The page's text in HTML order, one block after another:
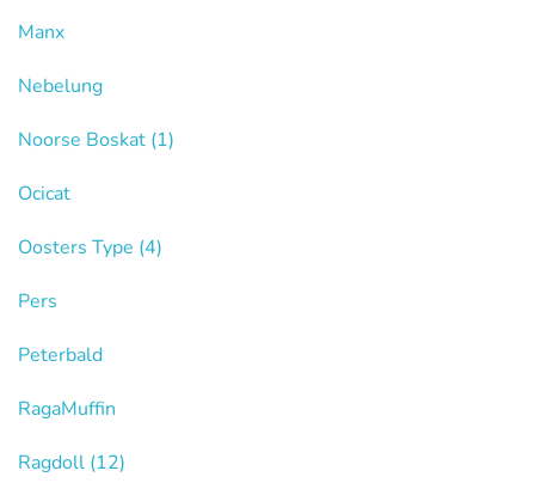
Manx
Nebelung
Noorse Boskat (1)
Ocicat
Oosters Type (4)
Pers
Peterbald
RagaMuffin
Ragdoll (12)